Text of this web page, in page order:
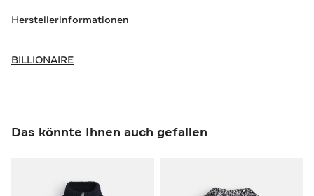
Herstellerinformationen
BILLIONAIRE
Das könnte Ihnen auch gefallen